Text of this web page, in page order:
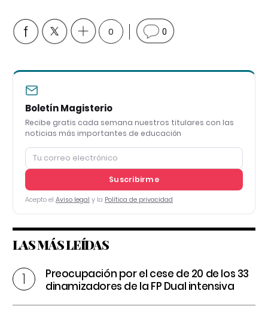
0 0
Boletín Magisterio
Recibe gratis cada semana nuestros titulares con las
noticias más importantes de educación
Suscribirme
Acepto el Aviso legal y la Política de privacidad
LAS MÁS LEÍDAS
Preocupación por el cese de 20 de los 33
dinamizadores de la FP Dual intensiva